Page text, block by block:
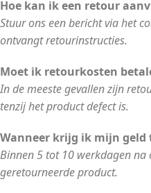
Hoe kan ik een retour
Stuur ons een bericht via het
ontvangt retourinstructies.
Moet ik retourkosten
In de meeste gevallen zijn
tenzij het product defect is.
Wanneer krijg ik mijn geld
Binnen 5 tot 10 werkdagen na
geretourneerde product.